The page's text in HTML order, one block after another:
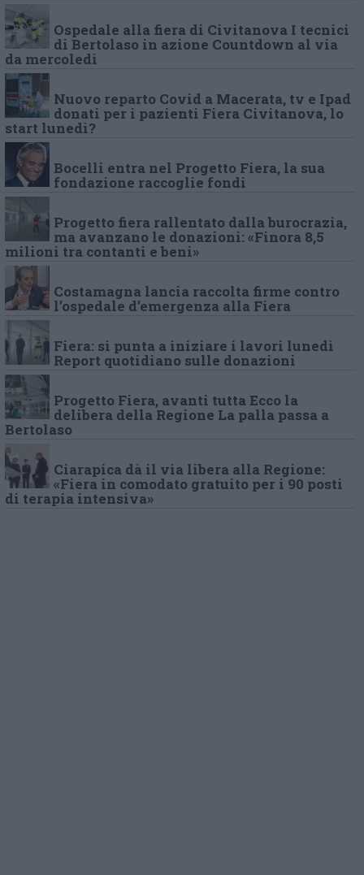
Ospedale alla fiera di Civitanova I tecnici
di Bertolaso in azione Countdown al via
da mercoledì
Nuovo reparto Covid a Macerata, tv e Ipad
donati per i pazienti Fiera Civitanova, lo
start lunedì?
Bocelli entra nel Progetto Fiera, la sua
fondazione raccoglie fondi
Progetto fiera rallentato dalla burocrazia,
ma avanzano le donazioni: «Finora 8,5
milioni tra contanti e beni»
Costamagna lancia raccolta firme contro
l’ospedale d’emergenza alla Fiera
Fiera: si punta a iniziare i lavori lunedì
Report quotidiano sulle donazioni
Progetto Fiera, avanti tutta Ecco la
delibera della Regione La palla passa a
Bertolaso
Ciarapica dà il via libera alla Regione:
«Fiera in comodato gratuito per i 90 posti
di terapia intensiva»